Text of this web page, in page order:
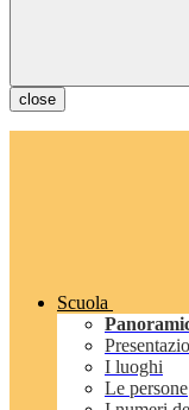
close
Scuola
I luoghi
Le persone